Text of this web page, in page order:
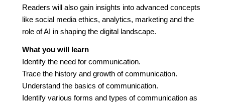
Readers will also gain insights into advanced concepts
like social media ethics, analytics, marketing and the
role of AI in shaping the digital landscape.
What you will learn
Identify the need for communication.
Trace the history and growth of communication.
Understand the basics of communication.
Identify various forms and types of communication as